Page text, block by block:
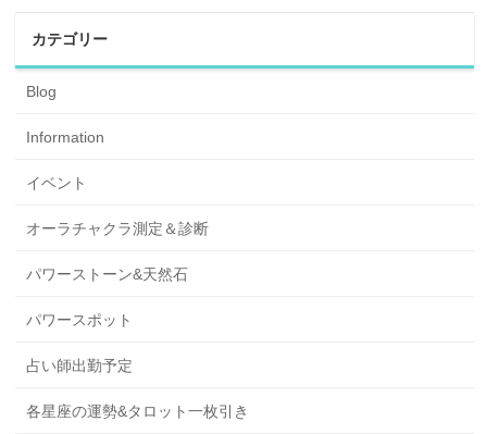
カテゴリー
Blog
Information
イベント
オーラチャクラ測定＆診断
パワーストーン&天然石
パワースポット
占い師出勤予定
各星座の運勢&タロット一枚引き